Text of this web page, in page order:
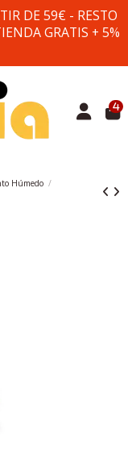
DE 59€ - RESTO
GRATIS + 5%
4
Húmedo